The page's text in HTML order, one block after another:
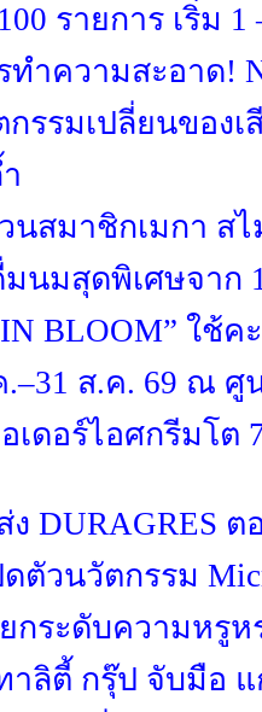
รายการ เริ่ม 1
ทำความสะอาด!
กรรมเปลี่ยนของ
นสมาชิกเมกา ส
มนมสุดพิเศษจาก
BLOOM” ใช้
ส.ค. 69 ณ ศู
เดอร์ไอศกรีมโต
ง DURAGRES
ตัวนวัตกรรม
กระดับความหรู
ลิตี้ กรุ๊ป จับมือ แ